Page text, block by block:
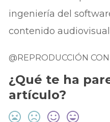
ingeniería del
contenido
@REPRODUCCIÓN
¿Qué te ha
artículo?